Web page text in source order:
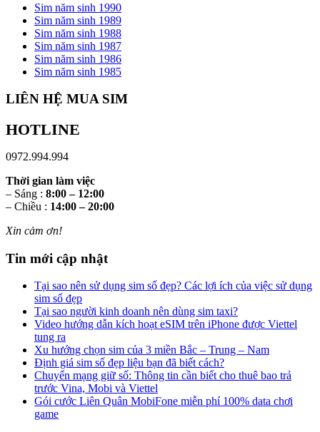
Sim năm sinh 1990
Sim năm sinh 1989
Sim năm sinh 1988
Sim năm sinh 1987
Sim năm sinh 1986
Sim năm sinh 1985
LIÊN HỆ MUA SIM
HOTLINE
0972.994.994
Thời gian làm việc
– Sáng : 8:00 – 12:00
– Chiều : 14:00 – 20:00
Xin cảm ơn!
Tin mới cập nhật
Tại sao nên sử dụng sim số đẹp? Các lợi ích của việc sử dụng
sim số đẹp
Tại sao người kinh doanh nên dùng sim taxi?
Video hướng dẫn kích hoạt eSIM trên iPhone được Viettel
tung ra
Xu hướng chọn sim của 3 miền Bắc – Trung – Nam
Định giá sim số đẹp liệu bạn đã biết cách?
Chuyển mạng giữ số: Thông tin cần biết cho thuê bao trả
trước Vina, Mobi và Viettel
Gói cước Liên Quân MobiFone miễn phí 100% data chơi
game